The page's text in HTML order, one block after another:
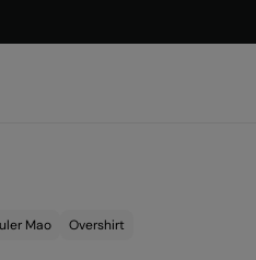
Mao Overshirt